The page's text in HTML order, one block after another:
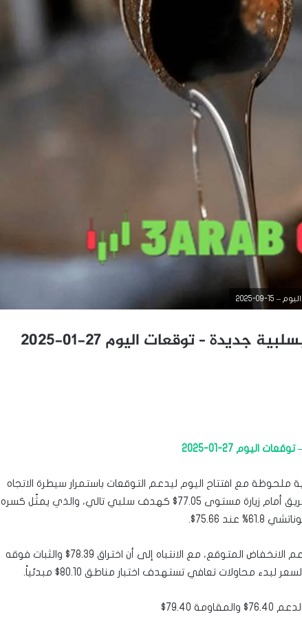
09-2025
– توقعات اليوم 27-01-2025
27-01-2025
مع افتتاح اليوم ليدعم التوقعات باستمرار سيطرة الاتجاه
الهابط على المدى اللحظي، ممهداً الطريق أمام زيارة مستوى 77.05$ كهدف سلبي تالي، والذي يمثّل كسره
75.66$.
المؤشرات الفنية تقدّم إشارات سلبية تدعم الانخفاض المتوقع، مع الانتباه إلى أن اختراق 78.39$ والثبات فوقه
محاولات تعافي تستهدف اختبار مناطق 80.10$ مبدئياً.
79.40$